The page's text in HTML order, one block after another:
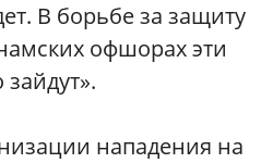
В борьбе за защиту
офшорах эти
нападения на